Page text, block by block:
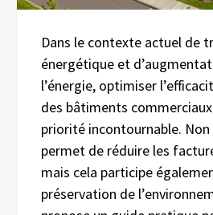
Dans le contexte actuel de
énergétique et
l’énergie, optimiser
des bâtiments
priorité incontournable.
permet de réduire les
mais cela participe
préservation de